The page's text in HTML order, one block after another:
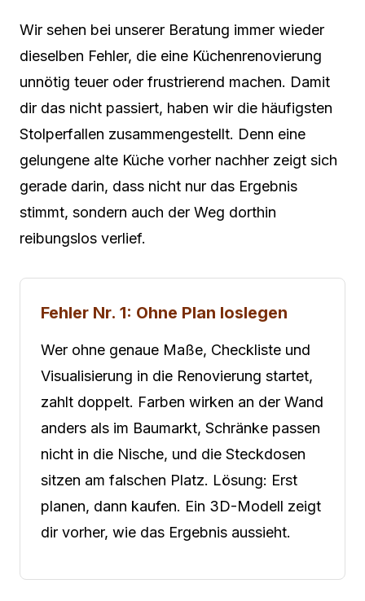
Wir sehen bei unserer Beratung immer wieder
dieselben Fehler, die eine Küchenrenovierung
unnötig teuer oder frustrierend machen. Damit
dir das nicht passiert, haben wir die häufigsten
Stolperfallen zusammengestellt. Denn eine
gelungene alte Küche vorher nachher zeigt sich
gerade darin, dass nicht nur das Ergebnis
stimmt, sondern auch der Weg dorthin
reibungslos verlief.
Fehler Nr. 1: Ohne Plan loslegen
Wer ohne genaue Maße, Checkliste und
Visualisierung in die Renovierung startet,
zahlt doppelt. Farben wirken an der Wand
anders als im Baumarkt, Schränke passen
nicht in die Nische, und die Steckdosen
sitzen am falschen Platz. Lösung: Erst
planen, dann kaufen. Ein 3D-Modell zeigt
dir vorher, wie das Ergebnis aussieht.